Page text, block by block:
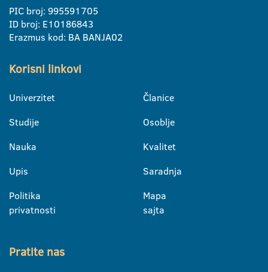
PIC broj: 995591705
ID broj: E10186843
Erazmus kod: BA BANJA02
Korisni linkovi
Univerzitet
Studije
Nauka
Upis
Politika
privatnosti
Članice
Osoblje
Kvalitet
Saradnja
Mapa
sajta
Pratite nas